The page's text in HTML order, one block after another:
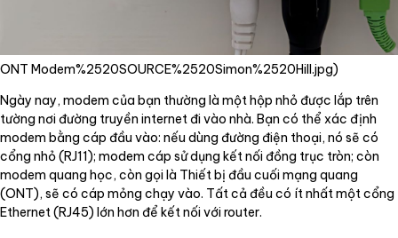
ONT Modem%2520SOURCE%2520Simon%2520Hill.jpg)
Ngày nay, modem của bạn thường là một hộp nhỏ được lắp trên
tường nơi đường truyền internet đi vào nhà. Bạn có thể xác định
modem bằng cáp đầu vào: nếu dùng đường điện thoại, nó sẽ có
cổng nhỏ (RJ11); modem cáp sử dụng kết nối đồng trục tròn; còn
modem quang học, còn gọi là Thiết bị đầu cuối mạng quang
(ONT), sẽ có cáp mỏng chạy vào. Tất cả đều có ít nhất một cổng
Ethernet (RJ45) lớn hơn để kết nối với router.